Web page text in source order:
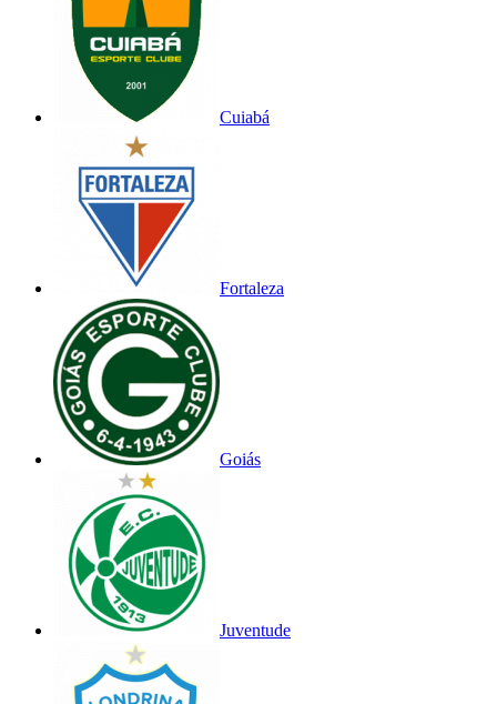
Cuiabá
Fortaleza
Goiás
Juventude